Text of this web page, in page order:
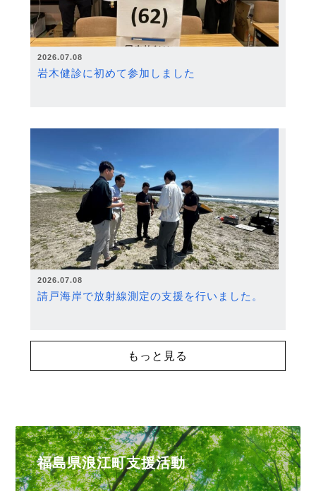
2026.07.08
岩木健診に初めて参加しました
2026.07.08
請戸海岸で放射線測定の支援を行いました。
もっと見る
福島県浪江町支援活動